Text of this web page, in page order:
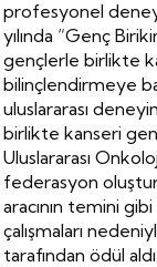
profesyonel
yılında “Genç
gençlerle birlikte
bilinçlendirmeye
uluslararası
birlikte kanseri
Uluslararası
federasyon
aracının temini
çalışmaları
tarafından ödül